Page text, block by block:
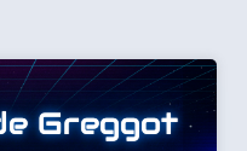
Greggot